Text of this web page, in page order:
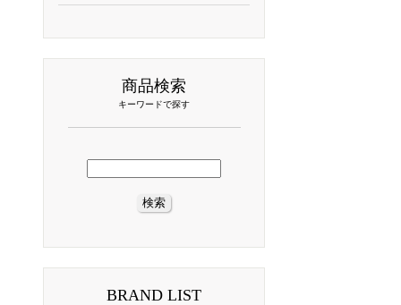
商品検索
キーワードで探す
BRAND LIST